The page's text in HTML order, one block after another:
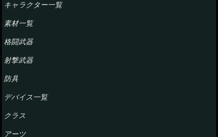
キャラクター一覧
素材一覧
格闘武器
射撃武器
防具
デバイス一覧
クラス
アーツ